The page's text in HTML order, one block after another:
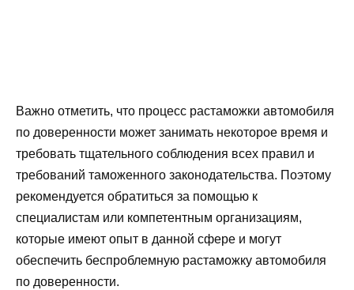
Важно отметить, что процесс растаможки автомобиля
по доверенности может занимать некоторое время и
требовать тщательного соблюдения всех правил и
требований таможенного законодательства. Поэтому
рекомендуется обратиться за помощью к
специалистам или компетентным организациям,
которые имеют опыт в данной сфере и могут
обеспечить беспроблемную растаможку автомобиля
по доверенности.